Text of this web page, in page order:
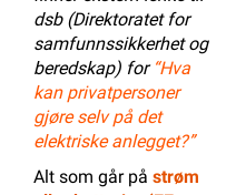
dsb (Direktoratet for
samfunnssikkerhet og
beredskap) for “Hva
kan privatpersoner
gjøre selv på det
elektriske anlegget?”
Alt som går på strøm